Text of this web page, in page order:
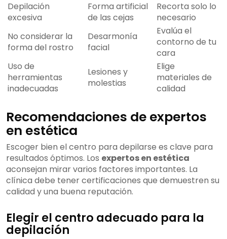
Depilación
excesiva
Forma artificial
de las cejas
Recorta solo lo
necesario
No considerar la
forma del rostro
Desarmonía
facial
Evalúa el
contorno de tu
cara
Uso de
herramientas
inadecuadas
Lesiones y
molestias
Elige
materiales de
calidad
Recomendaciones de expertos
en estética
Escoger bien el centro para depilarse es clave para
resultados óptimos. Los expertos en estética
aconsejan mirar varios factores importantes. La
clínica debe tener certificaciones que demuestren su
calidad y una buena reputación.
Elegir el centro adecuado para la
depilación